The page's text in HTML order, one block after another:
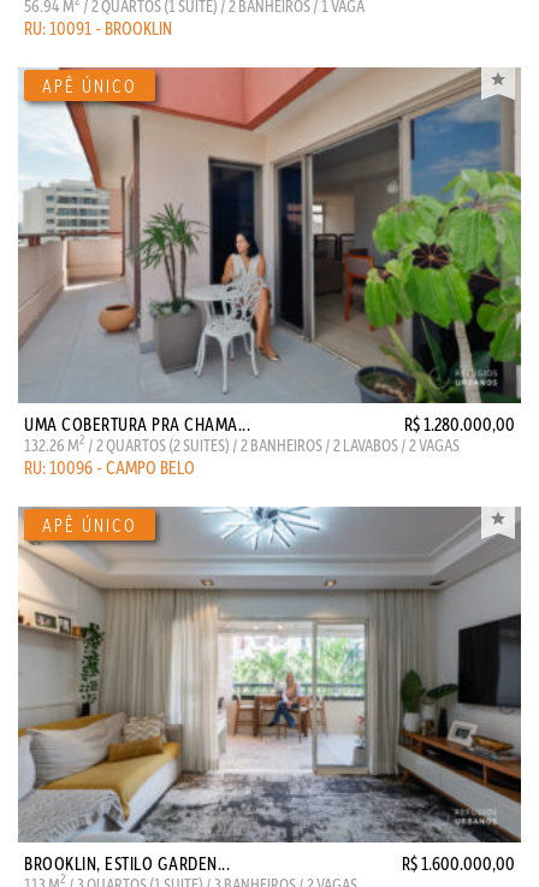
56.94 M / 2 QUARTOS (1 SUITE) / 2 BANHEIROS / 1 VAGA
RU: 10091 - BROOKLIN
UMA COBERTURA PRA CHAMA... R$ 1.280.000,00
132.26 M2 / 2 QUARTOS (2 SUITES) / 2 BANHEIROS / 2 LAVABOS / 2 VAGAS
RU: 10096 - CAMPO BELO
BROOKLIN, ESTILO GARDEN... R$ 1.600.000,00
2